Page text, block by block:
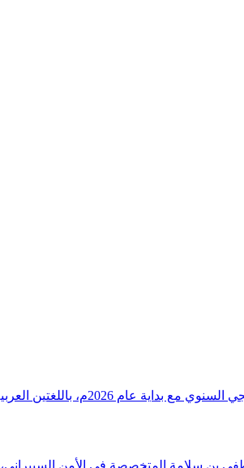
ورؤى معمقة، وقراءات دقيقة ورصدًا واستشرافًا وافيًا لكافة أ
بن سلامة المتخصصة في الأمن